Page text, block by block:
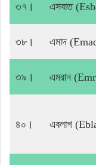
৩৭। এসবাত
৩৮। এমাদ
৩৯। এমরান
৪০। এবলাগ